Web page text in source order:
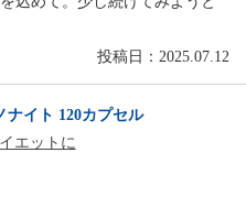
投稿日：2025.07.12
ナイト 120カプセル
エットに